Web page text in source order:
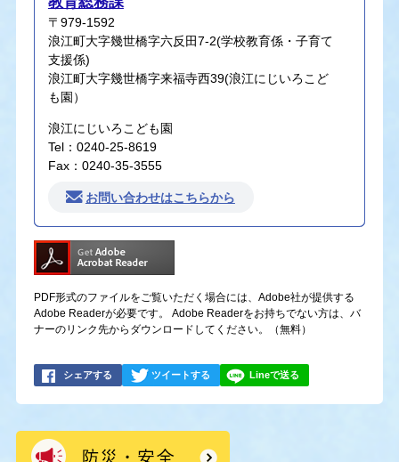
〒979-1592
浪江町大字幾世橋字六反田7-2(学校教育係・子育て
支援係)
浪江町大字幾世橋字来福寺西39(浪江にじいろこど
も園）
浪江にじいろこども園
Tel：0240-25-8619
Fax：0240-35-3555
お問い合わせはこちらから
PDF形式のファイルをご覧いただく場合には、Adobe社が提供する
Adobe Readerが必要です。
Adobe Readerをお持ちでない方は、バ
ナーのリンク先からダウンロードしてください。（無料）
シェアする ツイートする Lineで送る